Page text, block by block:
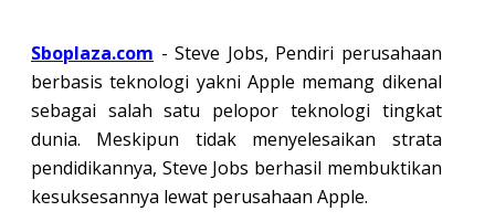
Sboplaza.com - Steve Jobs, Pendiri perusahaan
berbasis teknologi yakni Apple memang dikenal
sebagai salah satu pelopor teknologi tingkat
dunia. Meskipun tidak menyelesaikan strata
pendidikannya, Steve Jobs berhasil membuktikan
kesuksesannya lewat perusahaan Apple.